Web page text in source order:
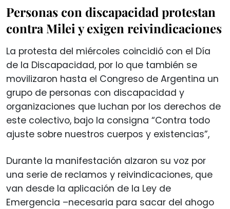
Personas con discapacidad protestan
contra Milei y exigen reivindicaciones
La protesta del miércoles coincidió con el Día
de la Discapacidad, por lo que también se
movilizaron hasta el Congreso de Argentina un
grupo de personas con discapacidad y
organizaciones que luchan por los derechos de
este colectivo, bajo la consigna “Contra todo
ajuste sobre nuestros cuerpos y existencias”,
Durante la manifestación alzaron su voz por
una serie de reclamos y reivindicaciones, que
van desde la aplicación de la Ley de
Emergencia –necesaria para sacar del ahogo